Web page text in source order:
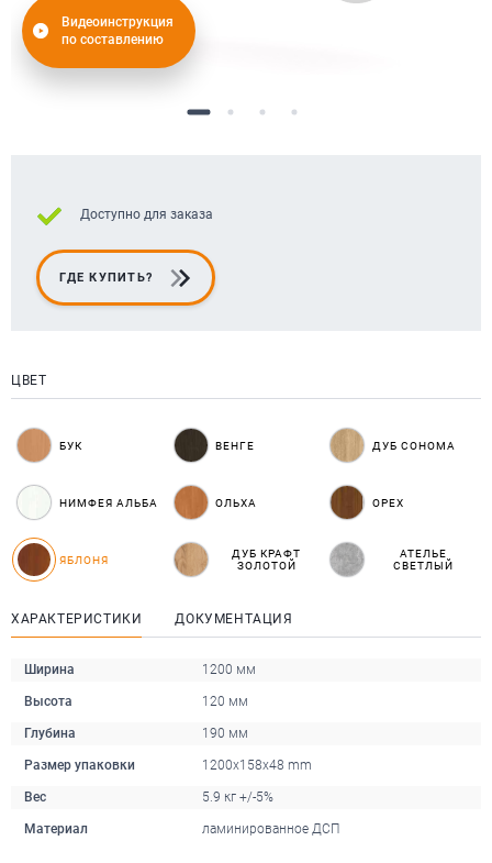
Видеоинструкция
по составлению
Доступно для заказа
ГДЕ КУПИТЬ?
ЦВЕТ
БУК ВЕНГЕ ДУБ СОНОМА
НИМФЕЯ АЛЬБА ОЛЬХА ОРЕХ
ЯБЛОНЯ
ДУБ КРАФТ
ЗОЛОТОЙ
АТЕЛЬЕ
СВЕТЛЫЙ
ХАРАКТЕРИСТИКИ ДОКУМЕНТАЦИЯ
Ширина 1200 мм
Высота 120 мм
Глубина 190 мм
Размер упаковки 1200x158x48 mm
Вес 5.9 кг +/-5%
Материал ламинированное ДСП